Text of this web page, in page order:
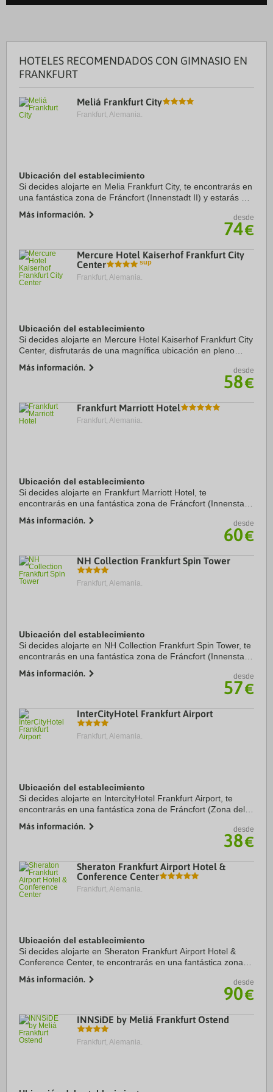
HOTELES RECOMENDADOS CON GIMNASIO EN
FRANKFURT
Meliá Frankfurt City
Frankfurt, Alemania.
Ubicación del establecimiento
Si decides alojarte en Melia Frankfurt City, te encontrarás en
una fantástica zona de Fráncfort (Innenstadt II) y estarás a
a 5 de Feria de ...
Más información. desde
74€
Mercure Hotel Kaiserhof Frankfurt City
Center
Frankfurt, Alemania.
Ubicación del establecimiento
Si decides alojarte en Mercure Hotel Kaiserhof Frankfurt City
Center, disfrutarás de una magnífica ubicación en pleno
Frankfurt Christmas ...
Más información. desde
58€
Frankfurt Marriott Hotel
Frankfurt, Alemania.
Ubicación del establecimiento
Si decides alojarte en Frankfurt Marriott Hotel, te
encontrarás en una fantástica zona de Fráncfort (Innenstadt
Frankfurt y a apenas 5 min a pie de ...
Más información. desde
60€
NH Collection Frankfurt Spin Tower
Frankfurt, Alemania.
Ubicación del establecimiento
Si decides alojarte en NH Collection Frankfurt Spin Tower, te
encontrarás en una fantástica zona de Fráncfort (Innenstadt
pie de Feria de Muestras ...
Más información. desde
57€
InterCityHotel Frankfurt Airport
Frankfurt, Alemania.
Ubicación del establecimiento
Si decides alojarte en IntercityHotel Frankfurt Airport, te
encontrarás en una fantástica zona de Fráncfort (Zona del
diez minutos en coche de Estadio ...
Más información. desde
38€
Sheraton Frankfurt Airport Hotel &
Conference Center
Frankfurt, Alemania.
Ubicación del establecimiento
Si decides alojarte en Sheraton Frankfurt Airport Hotel &
Conference Center, te encontrarás en una fantástica zona
estarás a 2 min en coche de ...
Más información. desde
90€
INNSiDE by Meliá Frankfurt Ostend
Frankfurt, Alemania.